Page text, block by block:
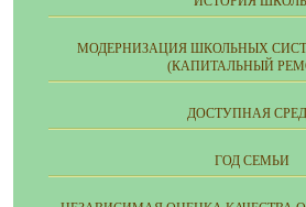
МОДЕРНИЗАЦИЯ ШКОЛЬНЫХ
(КАПИТАЛЬНЫЙ
ДОСТУПНАЯ
ГОД СЕМЬИ